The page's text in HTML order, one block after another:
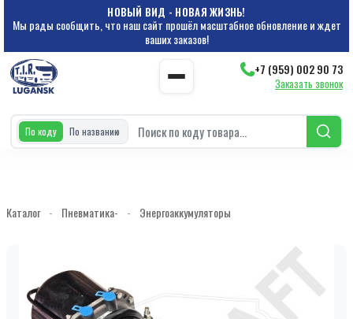
НОВЫЙ ВИД - НОВАЯ ЖИЗНЬ!
Мы рады сообщить, что наш сайт прошёл масштабное обновление и ждет
ваших заказов!
+7 (959) 002 90 73
Заказать звонок
По коду По названию
Каталог - Пневматика- - Энергоаккумуляторы